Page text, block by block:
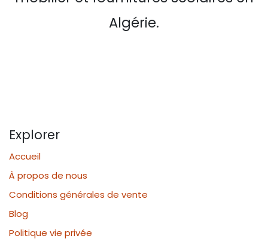
Algérie.
Explorer
Accueil
À propos de nous
Conditions générales de vente
Blog
Politique vie privée